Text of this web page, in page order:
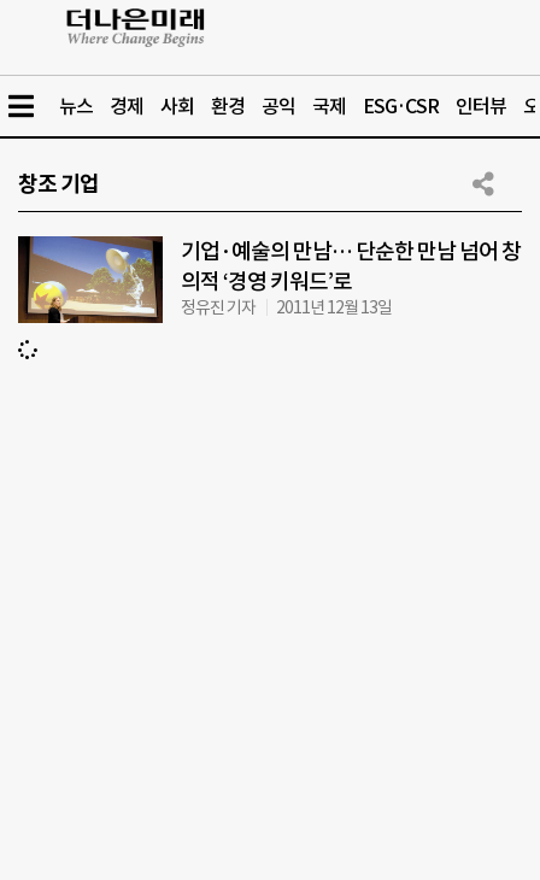
뉴스 경제 사회 환경 공익 국제 ESG·CSR 인터뷰
창조 기업
기업·예술의 만남… 단순한 만남 넘어 창
의적 ‘경영 키워드’로
정유진 기자 2011년 12월 13일